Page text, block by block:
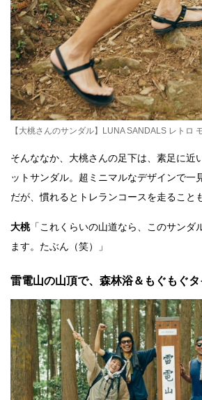
【大桃さんのサンダル】LUNA SANDALS レトロ
そんななか、大桃さんの足下は、素足に近
ットサンダル。超ミニマルなデザインで一
だが、慣れるとトレランコースを走ること
大桃「これくらいの山道なら、このサンダ
ます。たぶん（笑）」
雷電山の山頂で、森林浴＆もぐもぐタ